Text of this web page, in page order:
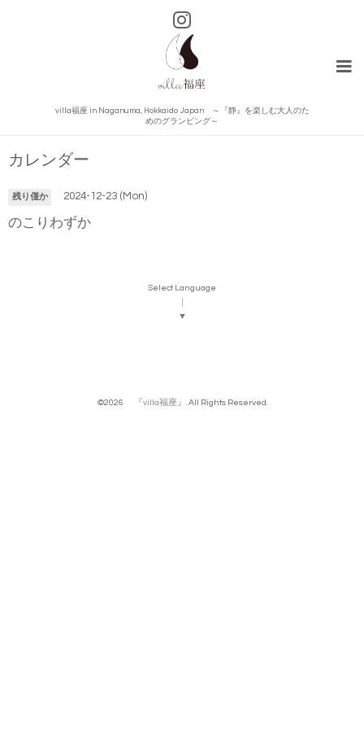
villa福座 in Naganuma, Hokkaido Japan ～『静』を楽しむ大人のた
めのグランピング～
カレンダー
残り僅か 2024-12-23 (Mon)
のこりわずか
Select Language
▼
©2026 『villa福座』 . All Rights Reserved.